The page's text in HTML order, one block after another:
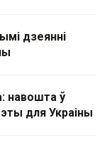
дзеянні
навошта ў
для Украіны